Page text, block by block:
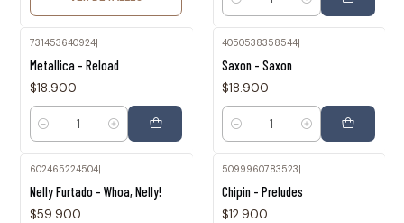
Cantidad
731453640924|
Metallica - Reload
$18.900
Cantidad
4050538358544
Saxon - Saxon
$18.900
Cantidad
602465224504|
Nelly Furtado - Whoa, Nelly!
$59.900
5099960783523|
Chipin - Preludes
$12.900